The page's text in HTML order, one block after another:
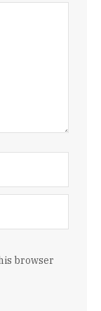
browser